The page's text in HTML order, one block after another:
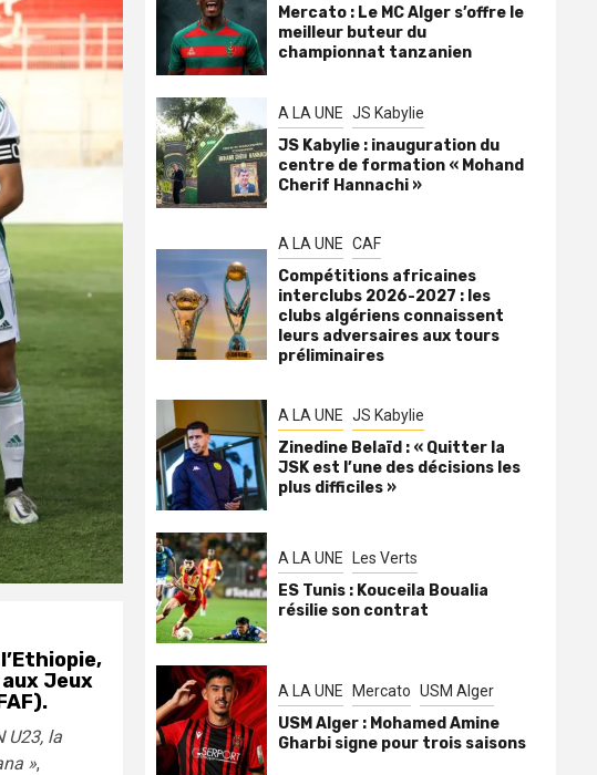
Jeux
U23, la
»,
Mercato : Le MC Alger s’offre le
meilleur buteur du
championnat tanzanien
A LA UNE JS Kabylie
JS Kabylie : inauguration du
centre de formation « Mohand
Cherif Hannachi »
A LA UNE CAF
Compétitions africaines
interclubs 2026-2027 : les
clubs algériens connaissent
leurs adversaires aux tours
préliminaires
A LA UNE JS Kabylie
Zinedine Belaïd : « Quitter la
JSK est l’une des décisions les
plus difficiles »
A LA UNE Les Verts
ES Tunis : Kouceila Boualia
résilie son contrat
A LA UNE Mercato USM Alger
USM Alger : Mohamed Amine
Gharbi signe pour trois saisons